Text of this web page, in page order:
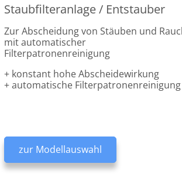
Staubfilteranlage / Entstauber
Zur Abscheidung von Stäuben und
mit automatischer
Filterpatronenreinigung
+ konstant hohe Abscheidewirkung
+ automatische Filterpatronenreinigung
zur Modellauswahl
Daten
oder
Wenn